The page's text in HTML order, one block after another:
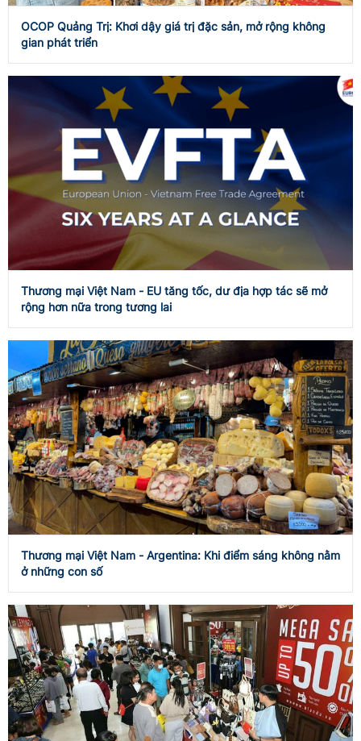
OCOP Quảng Trị: Khơi dậy giá trị đặc sản, mở rộng không
gian phát triển
Thương mại Việt Nam - EU tăng tốc, dư địa hợp tác sẽ mở
rộng hơn nữa trong tương lai
Thương mại Việt Nam - Argentina: Khi điểm sáng không nằm
ở những con số